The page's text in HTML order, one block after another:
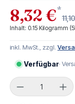
8,32 €*
Inhalt: 0.15 Kilogramm
inkl. MwSt., zzgl.
Verfügbar·
Produkt